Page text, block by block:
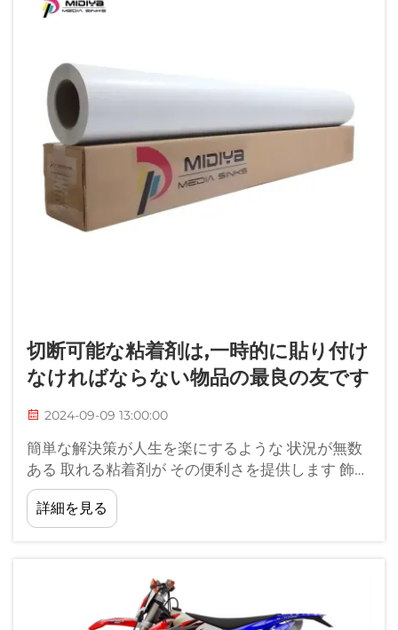
切断可能な粘着剤は,一時的に貼り付け
なければならない物品の最良の友です
2024-09-09 13:00:00
簡単な解決策が人生を楽にするような 状況が無数
ある 取れる粘着剤が その便利さを提供します 飾り
付けや空間整理や 創作プロジェクトを 損傷を心配
せずに 実行できます 塗り付けして...
詳細を見る